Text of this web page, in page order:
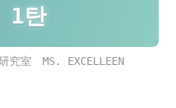
1탄
究室 MS. EXCELLEEN